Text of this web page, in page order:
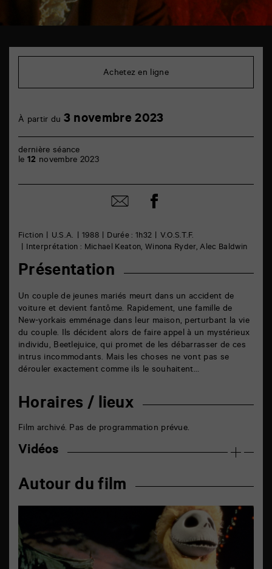
86000
Fiction U.S.A. 1988 Durée : 1h32
V.O.S.T.F.
Interprétation : Michael Keaton, Winona Ryder, Alec Baldwin
Présentation
Un couple de jeunes mariés meurt dans un accident de
voiture et devient fantôme. Rapidement, une famille de
New-yorkais emménage dans leur maison, perturbant la vie
du couple. Ils décident alors de faire appel à un mystérieux
individu, Beetlejuice, qui promet de les débarrasser de ces
intrus incommodants. Mais les choses ne vont pas se
dérouler exactement comme ils le souhaitent…
Horaires / lieux
Film archivé. Pas de programmation prévue.
Vidéos
Autour du film
Achetez en ligne
À partir du 3 novembre 2023
dernière séance
le 12 novembre 2023
Partager
par
Partager
sur